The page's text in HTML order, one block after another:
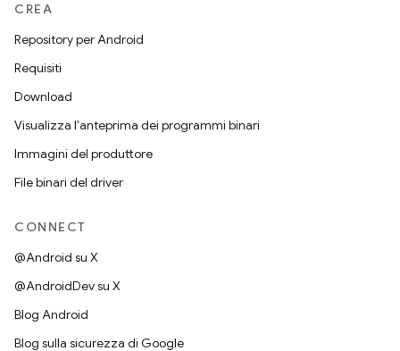
CREA
Repository per Android
Requisiti
Download
Visualizza l'anteprima dei programmi binari
Immagini del produttore
File binari del driver
CONNECT
@Android su X
@AndroidDev su X
Blog Android
Blog sulla sicurezza di Google